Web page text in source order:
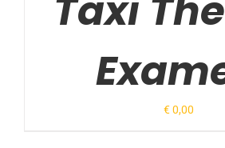
Taxi
€0,00